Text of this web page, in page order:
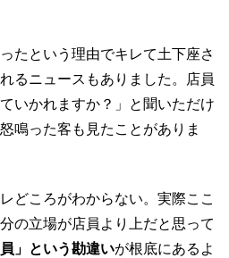
たという理由でキレて土下座さ
るニュースもありました。店員
いかれますか？」と聞いただけ
鳴った客も見たことがありま
どころがわからない。実際ここ
の立場が店員より上だと思って
員」という勘違いが根底にあるよ